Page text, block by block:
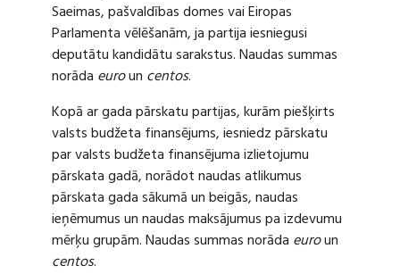
Saeimas, pašvaldības domes vai Eiropas
Parlamenta vēlēšanām, ja partija iesniegusi
deputātu kandidātu sarakstus. Naudas summas
norāda euroun centos.
Kopā ar gada pārskatu partijas, kurām piešķirts
valsts budžeta finansējums, iesniedz pārskatu
par valsts budžeta finansējuma izlietojumu
pārskata gadā, norādot naudas atlikumus
pārskata gada sākumā un beigās, naudas
ieņēmumus un naudas maksājumus pa izdevumu
mērķu grupām. Naudas summas norāda euroun
centos.